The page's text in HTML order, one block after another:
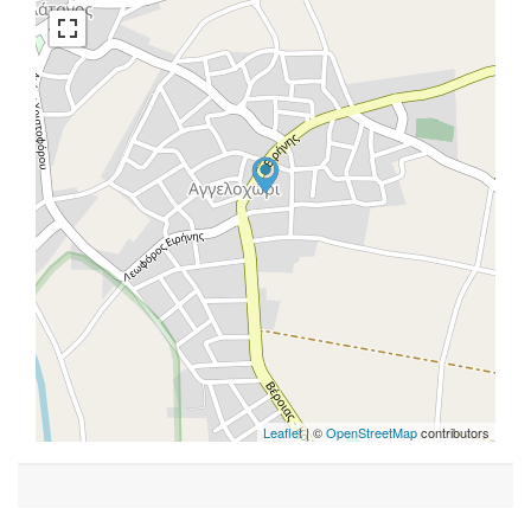
Leaflet| ©OpenStreetMapcontributors